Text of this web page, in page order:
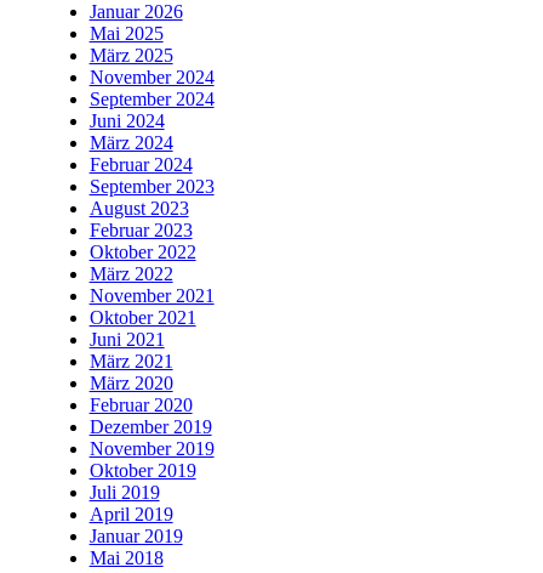
Januar 2026
Mai 2025
März 2025
November 2024
September 2024
Juni 2024
März 2024
Februar 2024
September 2023
August 2023
Februar 2023
Oktober 2022
März 2022
November 2021
Oktober 2021
Juni 2021
März 2021
März 2020
Februar 2020
Dezember 2019
November 2019
Oktober 2019
Juli 2019
April 2019
Januar 2019
Mai 2018